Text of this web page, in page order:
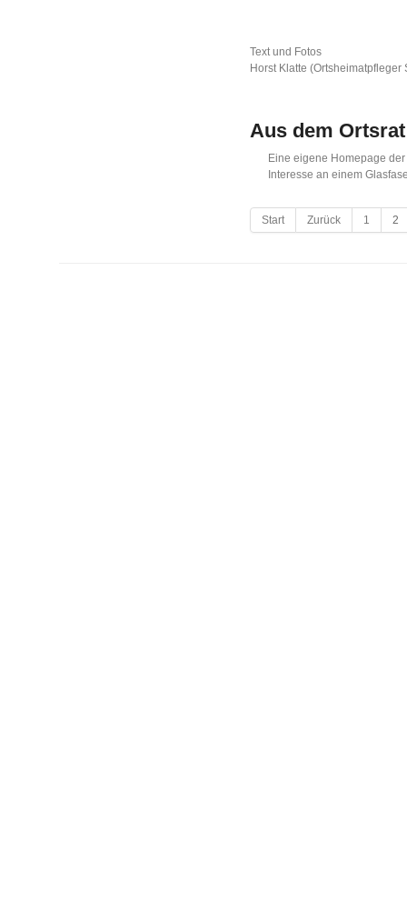
Text und Fotos
Horst Klatte (Ortsheimatpfleger
Aus dem
Eine eigene Homepage
Interesse an einem
Start Zurück 1 2